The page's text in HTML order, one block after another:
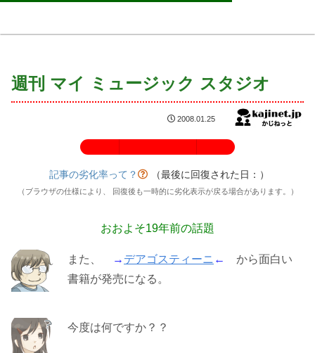
週刊 マイ ミュージック スタジオ
2008.01.25
記事の劣化率って？ （最後に回復された日： ）
（ブラウザの仕様により、 回復後も一時的に劣化表示が戻る場合があります。）
おおよそ19年前の話題
また、 → デアゴスティーニ ←
から面白い
書籍が発売になる。
今度は何ですか？？